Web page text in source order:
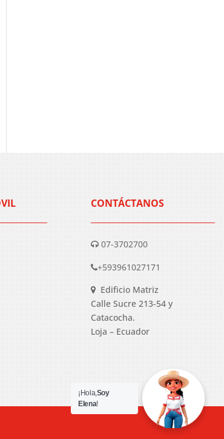
CONTÁCTANOS
07-3702700
+593961027171
Edificio Matriz
Calle Sucre 213-54 y
Catacocha.
Loja – Ecuador
¡Hola,Soy
Elena!